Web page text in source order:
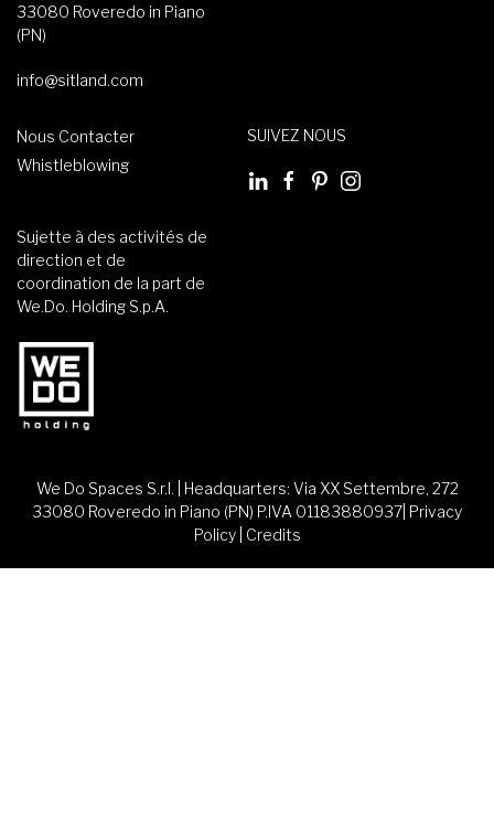
33080 Roveredo in Piano
(PN)
info@sitland.com
Nous Contacter
Whistleblowing
SUIVEZ NOUS
Sujette à des activités de
direction et de
coordination de la part de
We.Do. Holding S.p.A.
We Do Spaces S.r.l. | Headquarters: Via XX Settembre, 272
33080 Roveredo in Piano (PN) P.IVA 01183880937| Privacy
Policy| Credits